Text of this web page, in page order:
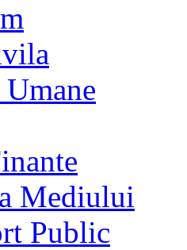
Umane
Mediului
Public